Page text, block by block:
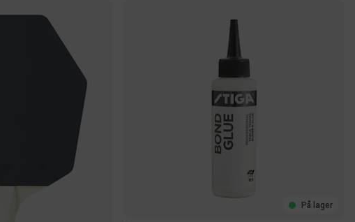
På lager